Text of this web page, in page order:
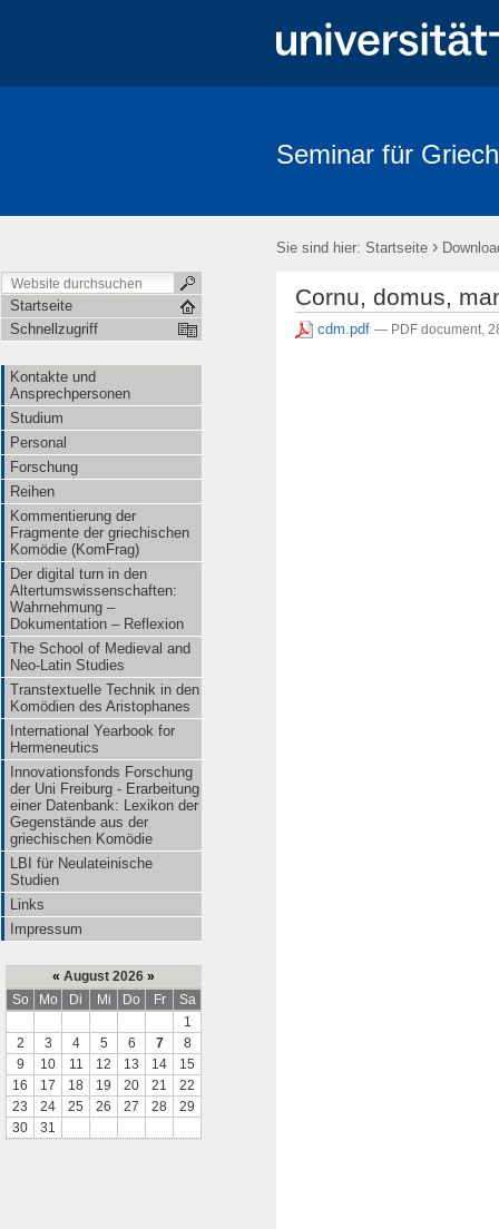
Seminar für
Sie sind hier: Startseite ›
Startseite
Schnellzugriff
Kontakte und
Ansprechpersonen
Studium
Personal
Forschung
Reihen
Kommentierung der
Fragmente der griechischen
Komödie (KomFrag)
Der digital turn in den
Altertumswissenschaften:
Wahrnehmung –
Dokumentation – Reflexion
The School of Medieval and
Neo-Latin Studies
Transtextuelle Technik in den
Komödien des Aristophanes
International Yearbook for
Hermeneutics
Innovationsfonds Forschung
der Uni Freiburg - Erarbeitung
einer Datenbank: Lexikon der
Gegenstände aus der
griechischen Komödie
LBI für Neulateinische
Studien
Links
Impressum
« August 2026 »
So
Mo Di Mi Do Fr
Sa
1
2
3 4 5 6 7
8
9
10 11 12 13 14
15
16
17 18 19 20 21
22
23
24 25 26 27 28
29
30
31
Cornu, domus,
cdm.pdf — PDF document,